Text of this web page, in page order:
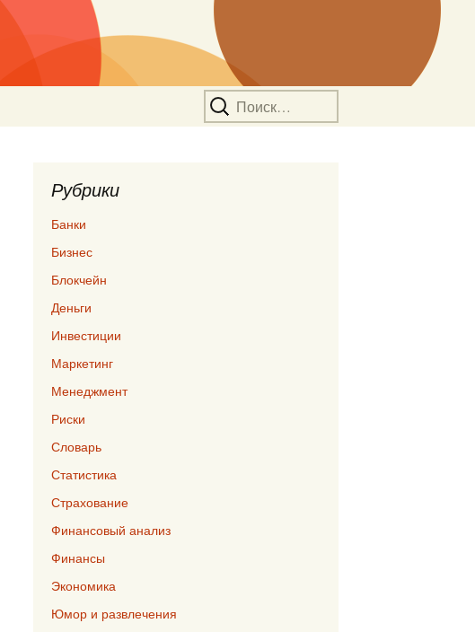
Найти:
Рубрики
Банки
Бизнес
Блокчейн
Деньги
Инвестиции
Маркетинг
Менеджмент
Риски
Словарь
Статистика
Страхование
Финансовый анализ
Финансы
Экономика
Юмор и развлечения